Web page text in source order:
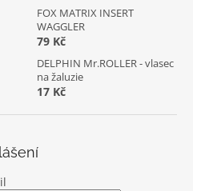
FOX MATRIX INSERT
WAGGLER
79 Kč
DELPHIN Mr.ROLLER - vlasec
na žaluzie
17 Kč